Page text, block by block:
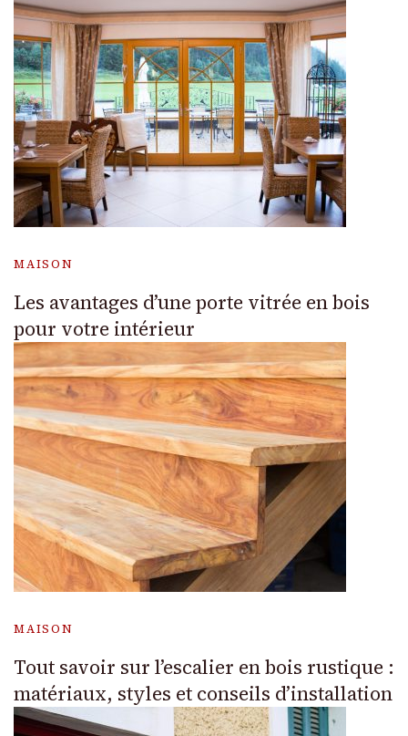
MAISON
Les avantages d’une porte vitrée en bois
pour votre intérieur
MAISON
Tout savoir sur l’escalier en bois rustique :
matériaux, styles et conseils d’installation